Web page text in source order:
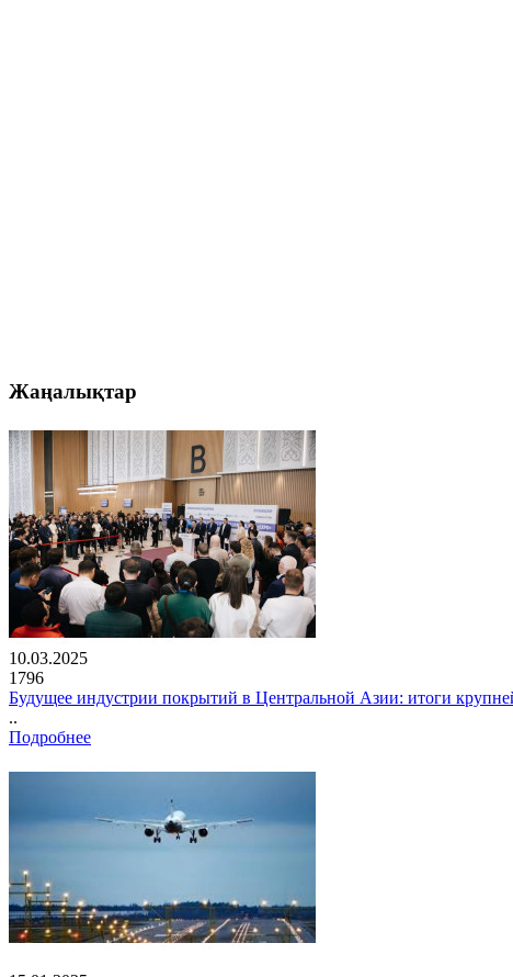
Жаңалықтар
10.03.2025
1796
Будущее индустрии покрытий в Центральной Азии: итоги
..
Подробнее